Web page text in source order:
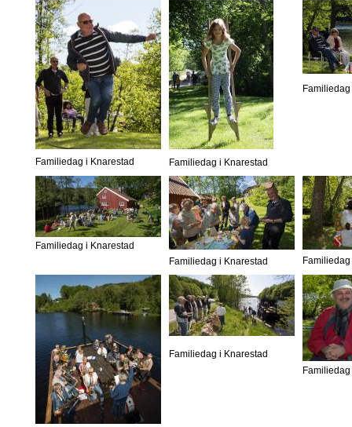
Familiedag i Knarestad Familiedag i Knarestad
Familiedag i Knarestad
Familiedag i Knarestad
Familiedag i Knarestad